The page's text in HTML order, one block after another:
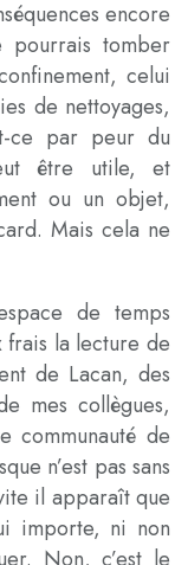
encore
pourrais tomber
celui
de nettoyages,
ce par peur du
être utile, et
ou un objet,
Mais cela ne
de temps
frais la lecture de
de Lacan, des
mes collègues,
communauté de
n’est pas sans
il apparaît que
importe, ni non